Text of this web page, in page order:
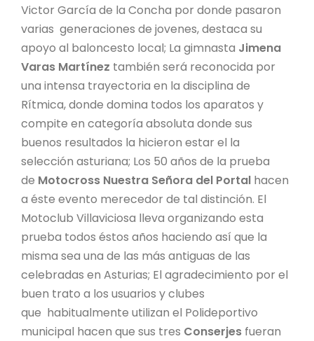
Victor García de la Concha por donde pasaron
varias generaciones de jovenes, destaca su
apoyo al baloncesto local; La gimnasta Jimena
Varas Martínez también será reconocida por
una intensa trayectoria en la disciplina de
Rítmica, donde domina todos los aparatos y
compite en categoría absoluta donde sus
buenos resultados la hicieron estar el la
selección asturiana; Los 50 años de la prueba
de Motocross Nuestra Señora del Portal hacen
a éste evento merecedor de tal distinción. El
Motoclub Villaviciosa lleva organizando esta
prueba todos éstos años haciendo así que la
misma sea una de las más antiguas de las
celebradas en Asturias; El agradecimiento por el
buen trato a los usuarios y clubes
que habitualmente utilizan el Polideportivo
municipal hacen que sus tres Conserjes fueran